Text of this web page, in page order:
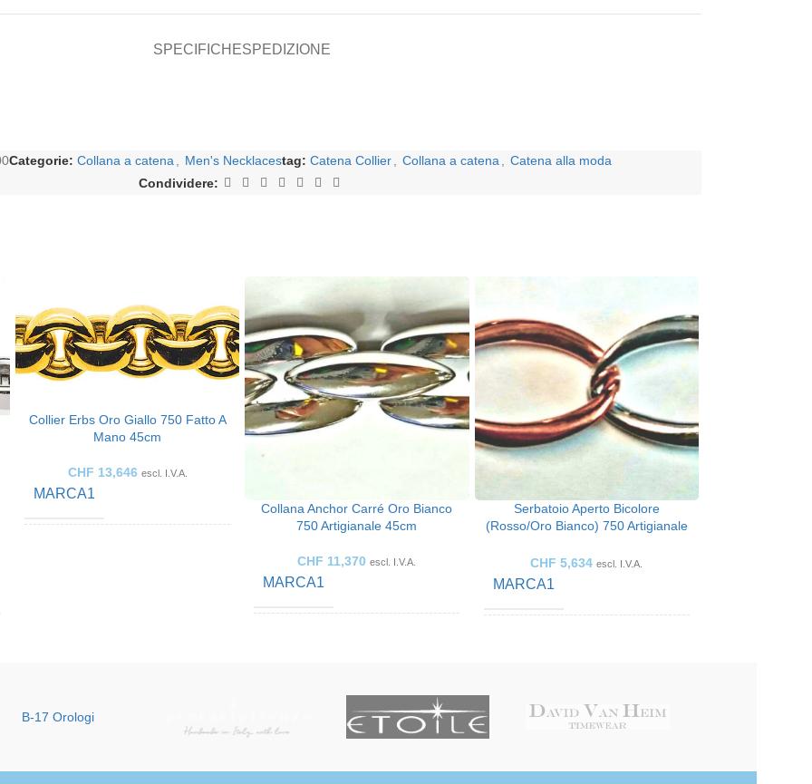
SPECIFICHESPEDIZIONE
Categorie: Collana a catena Men's Necklacestag: Catena Collier Collana a catena
Catena alla moda
Condividere:
Collier Erbs Oro Giallo 750 Fatto A
Mano 45cm
CHF 13,646 escl. I.V.A.
MARCA1
GIOIELLI
Collana Anchor Carré Oro Bianco
750 Artigianale 45cm
CHF 11,370 escl. I.V.A.
MARCA1
Collana
Serbatoio Aperto Bicolore
(rosso/oro Bianco) 750 Artigianale
CHF 5,634 escl. I.V.A.
MARCA1
ARTE DEI
GIOIELLI
Collana
B-17 Orologi